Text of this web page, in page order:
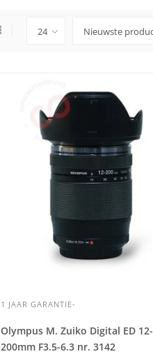
1 JAAR GARANTIE-
Olympus M. Zuiko Digital ED 12-
200mm F3.5-6.3 nr. 3142